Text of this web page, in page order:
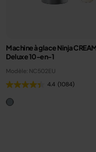
Machine à glace Ninja
Deluxe 10-en-1
Modèle: NC502EU
4.4 (1084)